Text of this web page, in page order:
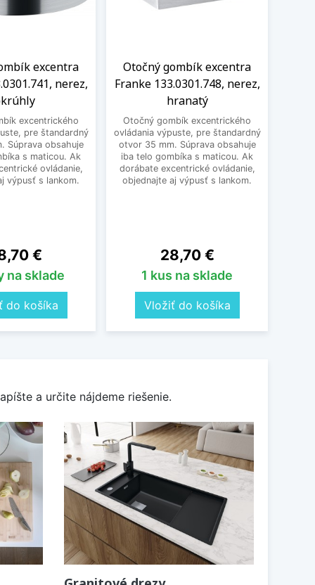
excentra
nerez,
excentrického
pre štandardný
Súprava obsahuje
s maticou. Ak
ovládanie,
výpusť s lankom.
€
na sklade
do košíka
Otočný gombík excentra
Franke 133.0301.748, nerez,
hranatý
Otočný gombík excentrického
ovládania výpuste, pre štandardný
otvor 35 mm. Súprava obsahuje
iba telo gombíka s maticou. Ak
dorábate excentrické ovládanie,
objednajte aj výpusť s lankom.
Cena
28,70 €
1 kus na sklade
Vložiť do košíka
a určite nájdeme riešenie.